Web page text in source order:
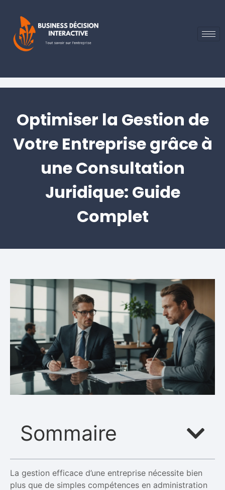
Optimiser la Gestion de
Votre Entreprise grâce à
une Consultation
Juridique: Guide
Complet
Sommaire
La gestion efficace d’une entreprise nécessite bien
plus que de simples compétences en administration